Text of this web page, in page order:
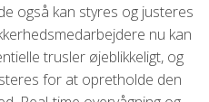
også kan styres og justeres
nu kan
trusler øjeblikkeligt, og
for at opretholde den